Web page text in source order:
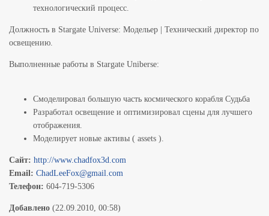
технологический процесс.
Должность в Stargate Universe: Модельер | Технический директор по
освещению.
Выполненные работы в Stargate Uniberse:
Смоделировал большую часть космического корабля Судьба
Разработал освещение и оптимизировал сцены для лучшего
отображения.
Моделирует новые активы ( assets ).
Cайт: http://www.chadfox3d.com
Email: ChadLeeFox@gmail.com
Телефон: 604-719-5306
Добавлено (22.09.2010, 00:58)